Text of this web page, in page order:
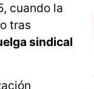
cuando la
tras
sindical